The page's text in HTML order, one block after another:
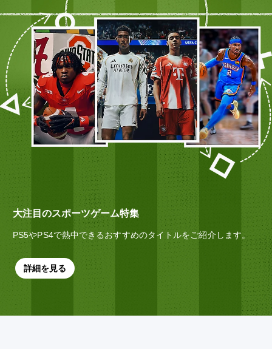
大注目のスポーツゲーム特集
PS5やPS4で熱中できるおすすめのタイトルをご紹介します。
詳細を見る